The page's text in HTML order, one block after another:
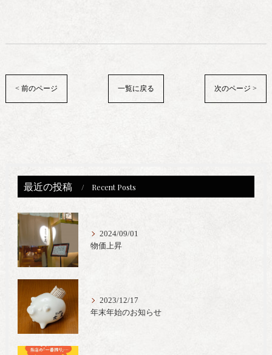
< 前のページ 一覧に戻る 次のページ >
最近の投稿 Recent Posts
2024/09/01
物価上昇
2023/12/17
年末年始のお知らせ